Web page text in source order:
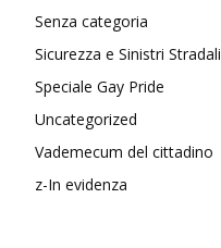
Senza categoria
Sicurezza e Sinistri Stradali
Speciale Gay Pride
Uncategorized
Vademecum del cittadino
z-In evidenza